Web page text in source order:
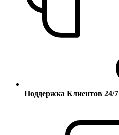
Поддержка Клиентов 24/7